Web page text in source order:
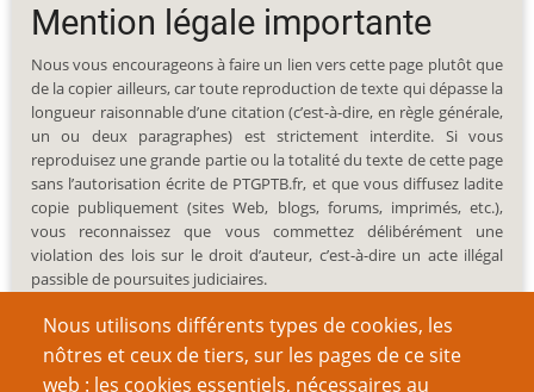
Nous utilisons différents types de cookies, les
nôtres et ceux de tiers, sur les pages de ce site
web : les cookies essentiels, nécessaires au
Mention légale importante
Nous vous encourageons à faire un lien vers cette page plutôt que
de la copier ailleurs, car toute reproduction de texte qui dépasse la
longueur raisonnable d’une citation (c’est-à-dire, en règle générale,
un ou deux paragraphes) est strictement interdite. Si vous
reproduisez une grande partie ou la totalité du texte de cette page
sans l’autorisation écrite de PTGPTB.fr, et que vous diffusez ladite
copie publiquement (sites Web, blogs, forums, imprimés, etc.),
vous reconnaissez que vous commettez délibérément une
violation des lois sur le droit d’auteur, c’est-à-dire un acte illégal
passible de poursuites judiciaires.